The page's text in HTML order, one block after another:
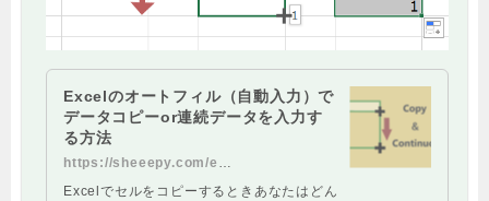
Excelのオートフィル（自動入力）で
データコピーor連続データを入力す
る方法
Excelでセルをコピーするときあなたはどん